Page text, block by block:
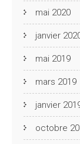
mai 2020
janvier
mai 2019
mars 2019
janvier
octobre